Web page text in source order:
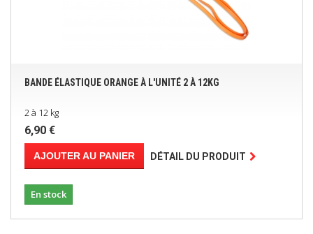
BANDE ÉLASTIQUE ORANGE À L'UNITÉ 2 À 12KG
2 à 12 kg
6,90 €
AJOUTER AU PANIER DÉTAIL DU PRODUIT
En stock